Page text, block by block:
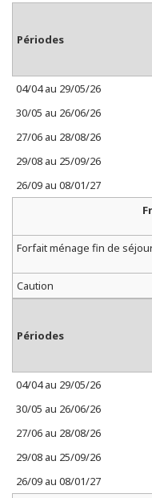
Périodes
04/04 au 29/05/26
30/05 au 26/06/26
27/06 au 28/08/26
29/08 au 25/09/26
26/09 au 08/01/27
Forfait ménage fin de
Caution
Périodes
04/04 au 29/05/26
30/05 au 26/06/26
27/06 au 28/08/26
29/08 au 25/09/26
26/09 au 08/01/27